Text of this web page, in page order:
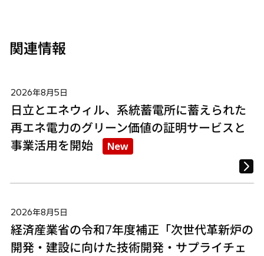
関連情報
2026年8月5日
日立とエネウィル、系統蓄電所に蓄えられた
再エネ電力のグリーン価値の証明サービスと
事業活用を開始
New
2026年8月5日
経済産業省の令和7年度補正「次世代革新炉の
開発・建設に向けた技術開発・サプライチェ